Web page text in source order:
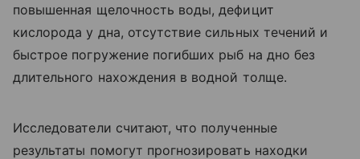
повышенная щелочность воды, дефицит
кислорода у дна, отсутствие сильных течений и
быстрое погружение погибших рыб на дно без
длительного нахождения в водной толще.
Исследователи считают, что полученные
результаты помогут прогнозировать находки